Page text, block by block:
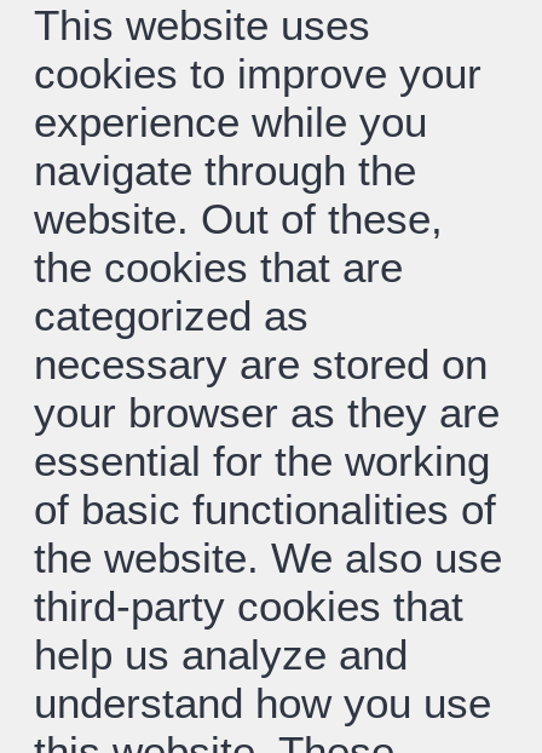
This website uses
cookies to improve your
experience while you
navigate through the
website. Out of these,
the cookies that are
categorized as
necessary are stored on
your browser as they are
essential for the working
of basic functionalities of
the website. We also use
third-party cookies that
help us analyze and
understand how you use